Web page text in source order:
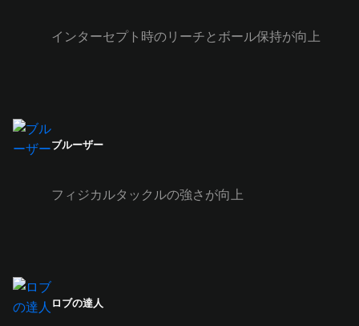
インターセプト時のリーチとボール保持が向上
ブルーザー
フィジカルタックルの強さが向上
ロブの達人